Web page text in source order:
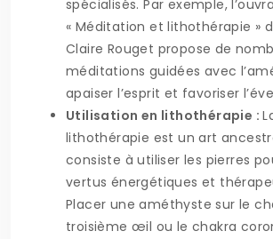
spécialisés. Par exemple,
« Méditation et lithothérapie »
Claire Rouget propose de
méditations guidées avec
apaiser l’esprit et favoriser
Utilisation en lithothérapie :
lithothérapie est un art
consiste à utiliser les pierres
vertus énergétiques et
Placer une améthyste sur le
troisième œil ou le chakra